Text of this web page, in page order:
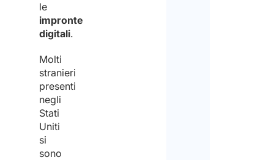
le
impronte
digitali.
Molti
stranieri
presenti
negli
Stati
Uniti
si
sono